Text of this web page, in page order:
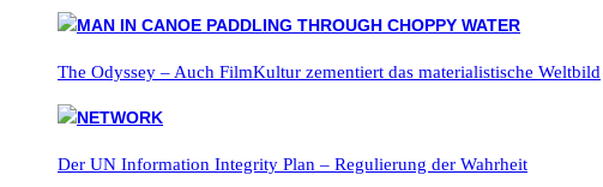
The Odyssey – Auch FilmKultur zementiert das materialistische Weltbild
Der UN Information Integrity Plan – Regulierung der Wahrheit